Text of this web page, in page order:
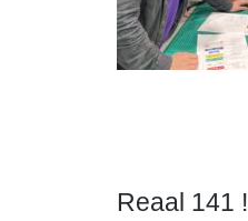
Reaal 141 !